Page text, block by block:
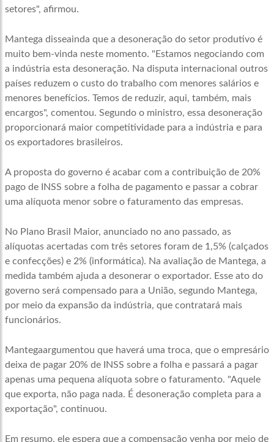
setores", afirmou.
Mantega disseainda que a desoneração do setor produtivo é
muito bem-vinda neste momento. "Estamos negociando com
a indústria esta desoneração. Na disputa internacional outros
países reduzem o custo do trabalho com menores salários e
menores benefícios. Temos de reduzir, aqui, também, mais
encargos", comentou. Segundo o ministro, essa desoneração
proporcionará maior competitividade para a indústria e para
os exportadores brasileiros.
A proposta do governo é acabar com a contribuição de 20%
pago de INSS sobre a folha de pagamento e passar a cobrar
uma alíquota menor sobre o faturamento das empresas.
No Plano Brasil Maior, anunciado no ano passado, as
alíquotas acertadas com três setores foram de 1,5% (calçados
e confecções) e 2% (informática). Na avaliação de Mantega, a
medida também ajuda a desonerar o exportador. Esse ato do
governo será compensado para a União, segundo Mantega,
por meio da expansão da indústria, que contratará mais
funcionários.
Mantegaargumentou que haverá uma troca, que o empresário
deixa de pagar 20% de INSS sobre a folha e passará a pagar
apenas uma pequena alíquota sobre o faturamento. "Aquele
que exporta, não paga nada. É desoneração completa para a
exportação", continuou.
Em resumo, ele espera que a compensação venha por meio de